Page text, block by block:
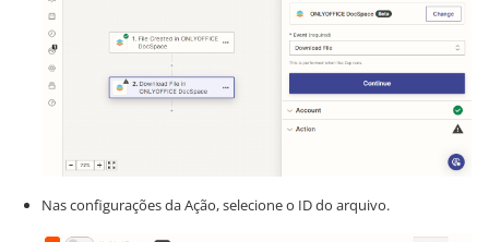
Nas configurações da Ação, selecione o ID do arquivo.